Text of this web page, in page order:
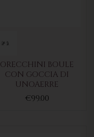
ORECCHINI BOULE
CON GOCCIA DI
UNOAERRE
€99.00